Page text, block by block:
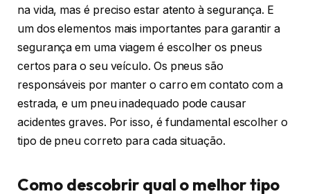
na vida, mas é preciso estar atento à segurança. E
um dos elementos mais importantes para garantir a
segurança em uma viagem é escolher os pneus
certos para o seu veículo. Os pneus são
responsáveis por manter o carro em contato com a
estrada, e um pneu inadequado pode causar
acidentes graves. Por isso, é fundamental escolher o
tipo de pneu correto para cada situação.
Como descobrir qual o melhor tipo